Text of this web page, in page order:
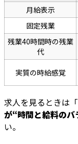
月給表示
固定残業
残業40時間時の残業
代
実質の時給感覚
求人を見るときは
が“時間と給料の
い。